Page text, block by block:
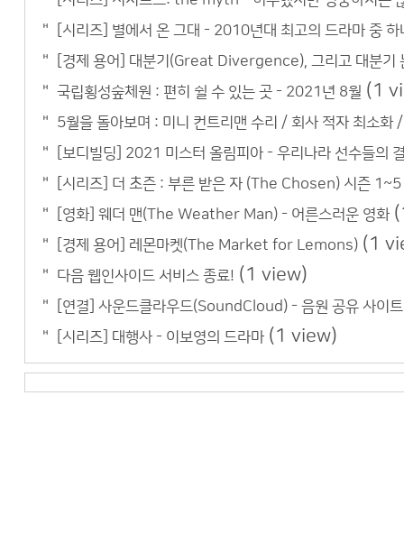
[시리즈] 별에서 온 그대 - 2010년대 최고의 드라마 중 하
[경제 용어] 대분기(Great Divergence), 그리고 대분기
국립횡성숲체원 : 편히 쉴 수 있는 곳 - 2021년 8월 (1
5월을 돌아보며 : 미니 컨트리맨 수리 / 회사 적자 최소
[보디빌딩] 2021 미스터 올림피아 - 우리나라 선수들의
[시리즈] 더 초즌 : 부른 받은 자 (The Chosen) 시즌
[영화] 웨더 맨(The Weather Man) - 어른스러운 영화
[경제 용어] 레몬마켓(The Market for Lemons) (1
다음 웹인사이드 서비스 종료! (1 view)
[연결] 사운드클라우드(SoundCloud) - 음원 공유 사이
[시리즈] 대행사 - 이보영의 드라마 (1 view)